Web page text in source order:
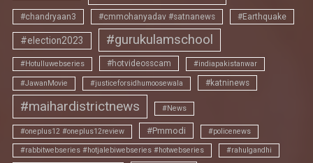
#chandryaan3 #cmmohanyadav #satnanews #Earthquake
#election2023 #gurukulamschool
#Hotulluwebseries #hotvideosscam #indiapakistanwar
#JawanMovie #justiceforsidhumoosewala #katninews
#maihardistrictnews #News
#oneplus12 #oneplus12review #Pmmodi #policenews
#rabbitwebseries #hotjalebiwebseries #hotwebseries #rahulgandhi